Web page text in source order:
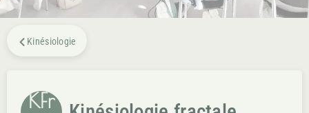
Kinésiologie
KFr